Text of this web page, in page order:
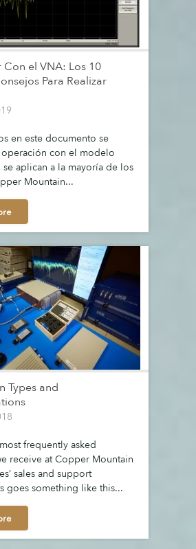
Con el VNA: Los 10
Para Realizar
en este documento se
operación con el modelo
se aplican a la mayoría de los
Mountain...
Types and
frequently asked
receive at Copper Mountain
sales and support
goes something like this...